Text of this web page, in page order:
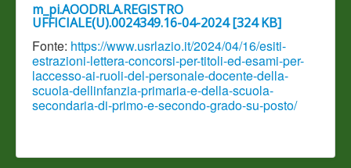
m_pi.AOODRLA.REGISTRO
UFFICIALE(U).0024349.16-04-2024 [324 KB]
Fonte: https://www.usrlazio.it/2024/04/16/esiti-
estrazioni-lettera-concorsi-per-titoli-ed-esami-per-
laccesso-ai-ruoli-del-personale-docente-della-
scuola-dellinfanzia-primaria-e-della-scuola-
secondaria-di-primo-e-secondo-grado-su-posto/